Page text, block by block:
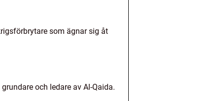
som ägnar sig åt
och ledare av Al-Qaida.